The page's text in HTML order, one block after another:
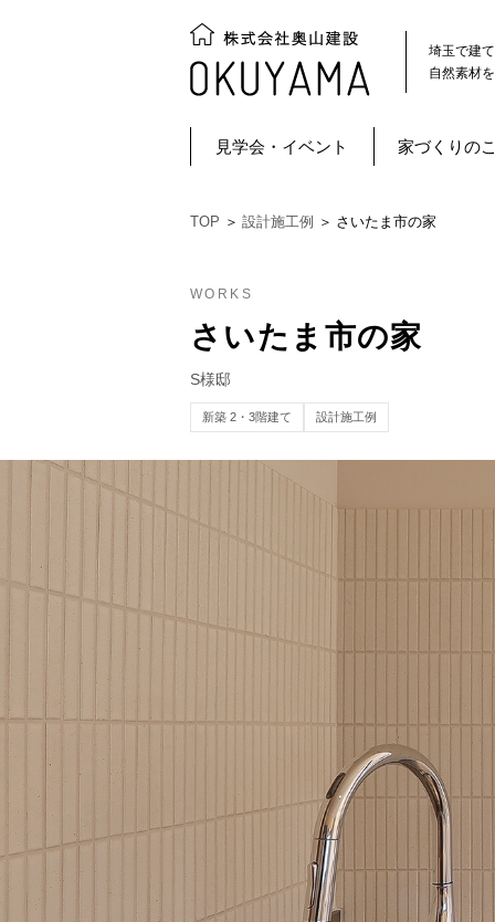
埼玉で建
自然素材
見学会・イベント 家づくりの
TOP ＞ 設計施工例 ＞ さいたま市の家
WORKS
さいたま市の家
S様邸
新築 2・3階建て 設計施工例